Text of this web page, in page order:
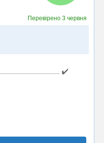
Перевірено 3 червня
✔️